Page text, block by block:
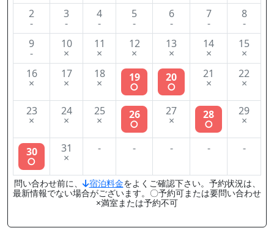
2
-
3
-
4
-
5
-
6
-
7
-
8
-
9
-
10
×
11
×
12
×
13
×
14
×
15
×
16
×
17
×
18
× 19
○
20
○
21
×
22
×
23
×
24
×
25
× 26
○
27
× 28
○
29
×
30
○
31
×
- - - - -
問い合わせ前に、 宿泊料金をよくご確認下さい。予約状況は、
最新情報でない場合がございます。〇予約可または要問い合わせ
×満室または予約不可